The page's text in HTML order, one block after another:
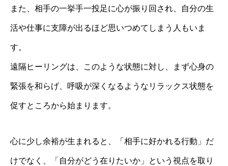
また、相手の一挙手一投足に心が振り回され、自分の生
活や仕事に支障が出るほど思いつめてしまう人もいま
す。
遠隔ヒーリングは、このような状態に対し、まず心身の
緊張を和らげ、呼吸が深くなるようなリラックス状態を
促すところから始まります。
心に少し余裕が生まれると、「相手に好かれる行動」だ
けでなく、「自分がどう在りたいか」という視点を取り